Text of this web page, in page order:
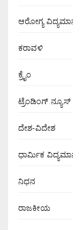
ಆರೋಗ್ಯ
ಕರಾವಳಿ
ಕ್ರೈಂ
ಟ್ರೆಂಡಿಂಗ್ ನ್ಯೂಸ್
ದೇಶ-ವಿದೇಶ
ಧಾರ್ಮಿಕ
ನಿಧನ
ರಾಜಕೀಯ